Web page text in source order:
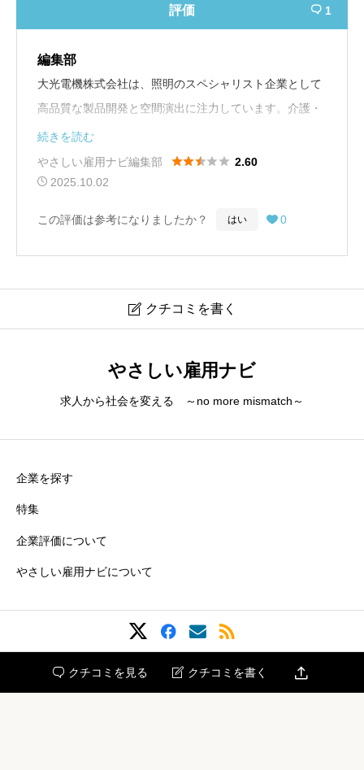
評価  1
編集部
大光電機株式会社は、照明のスペシャリスト企業として
高品質な製品開発と空間演出に注力しています。介護・
育児と仕事の両立制度も整っており、再雇用制度を通じ
てシニアの活躍も支援しています。安定した環境で専門
性を活かした働き方が可能です。
続きを読む
やさしい雇用ナビ編集部
 2.60
2025.10.02
この評価は参考になりましたか？ はい  0
 クチコミを書く
やさしい雇用ナビ
求人から社会を変える ～no more mismatch～
企業を探す
特集
企業評価について
やさしい雇用ナビについて
Copyright © 2024 台日商事株式会社 All rights reserved.
 クチコミを見る  クチコミを書く 